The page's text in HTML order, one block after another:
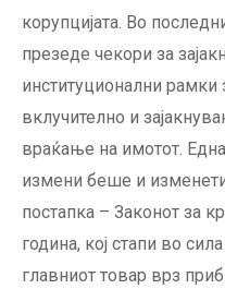
корупцијата. Во
презеде чекори за
институционални рамки
вклучително и
враќање на имотот.
измени беше и
постапка – Законот за
година, кој стапи во
главниот товар врз